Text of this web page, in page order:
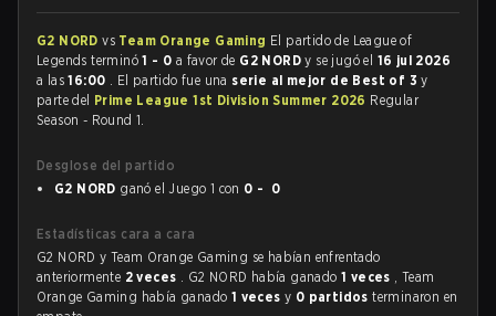
G2 NORDvs Team Orange Gaming El partido de League of
Legends terminó1 - 0 a favor de G2 NORDy se jugó el 16 jul 2026
a las16:00 . El partido fue una serie al mejor de Best of 3y
parte del Prime League 1st Division Summer 2026 Regular
Season - Round 1.
Desglose del partido
G2 NORD ganó el Juego 1 con 0 - 0
Estadísticas cara a cara
G2 NORD y Team Orange Gaming se habían enfrentado
anteriormente 2 veces . G2 NORD había ganado1 veces , Team
Orange Gaming había ganado 1 vecesy 0 partidosterminaron en